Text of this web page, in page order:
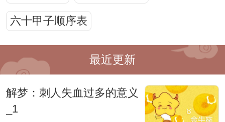
六十甲子顺序表
最近更新
解梦：刺人失血过多的意义
_1